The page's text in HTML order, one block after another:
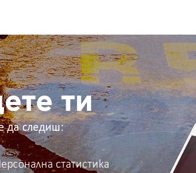
ти
да следиш:
статистика